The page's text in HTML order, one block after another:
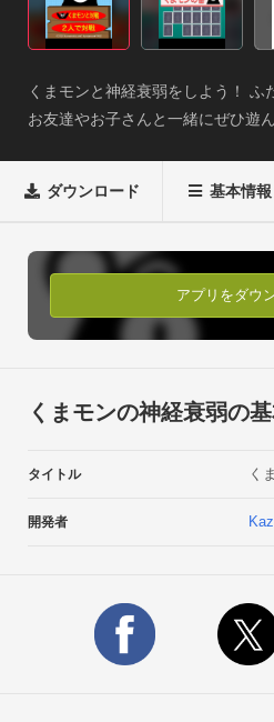
くまモンと神経衰弱をしよう！ ふ
お友達やお子さんと一緒にぜひ遊
ダウンロード 基本情報
アプリをダウ
くまモンの神経衰弱の
タイトル く
開発者